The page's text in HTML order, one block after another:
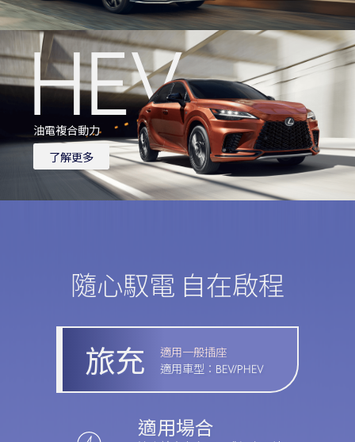
動力來源
BEV採用動力電池、PCU動力控制模組以及電動馬達所組
成。100%使用電力提供動力，煞車或減速時，電動馬達會
產生電力回充到電池裡，藉以回補電量。
少了傳統引擎震動及聲音的干擾，BEV提供你更靜謐且平穩
的沉浸式駕馭感受！
適合這樣的你
推薦擁抱未來、想要全新駕馭體驗的你，直接回饋的加速
度，直覺的科技輔助，以及靜謐的乘車體驗。BEV讓你能自
ES
里程無憂 愜意闖蕩未來世界
動力來源
PHEV為電動車與油電複合車的結合，搭載容量更大的動力
電池及效能優異的電動馬達，可依靠汽油引擎，亦可選擇插
適合這樣的你
里程問題，只需要顧及眼前美好風景！
油電作動原理
HEV
油電複合動力
了解更多
及ECVT電子無段變速系統所組成。
採用汽油引擎和電池的智能融合，當你煞車即回收能量，減
隨心馭電 自在啟程
旅充
適用一般插座
適用車型： BEV/PHEV
適用場合